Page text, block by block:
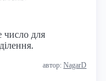
число для
автор: NagarD